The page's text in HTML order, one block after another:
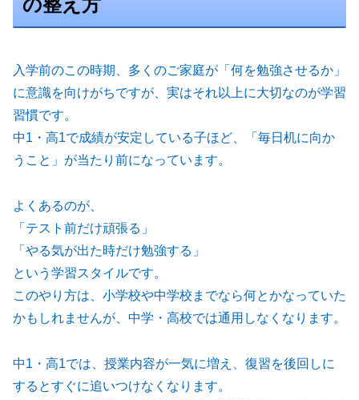
の整え方
入学前のこの時期、多くのご家庭が「何を勉強させるか」
に意識を向けがちですが、実はそれ以上に大切なのが学習
習慣です。
中1・高1で成績が安定している子ほど、「毎日机に向か
うこと」が当たり前になっています。
よくあるのが、
「テスト前だけ頑張る」
「やる気が出た時だけ勉強する」
という学習スタイルです。
このやり方は、小学校や中学校までなら何とかなっていた
かもしれませんが、中学・高校では通用しなくなります。
中1・高1では、授業内容が一気に増え、復習を後回しに
するとすぐに追いつけなくなります。